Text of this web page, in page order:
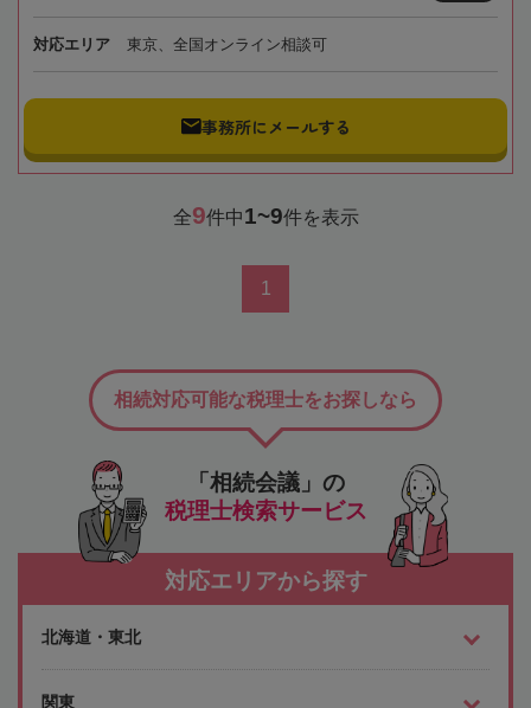
対応エリア 東京、全国オンライン相談可
事務所にメールする
全9件中1~9件を表示
1
「相続会議」の
税理士検索サービス
相続対応可能な税理士をお探しなら
対応エリアから探す
北海道・東北
関東